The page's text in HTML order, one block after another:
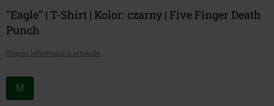
"Eagle" | T-Shirt | Kolor: czarny | Five Finger Death
Punch
Więcej informacji o artykule
Wybierz
swój
M